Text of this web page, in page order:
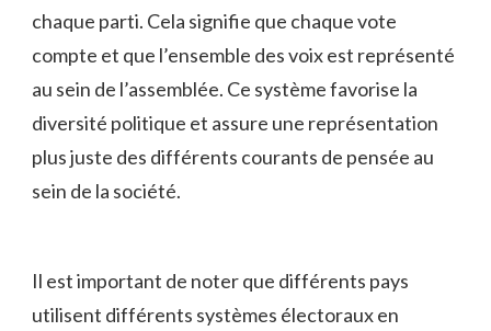
chaque parti. Cela ⁢signifie ‍que‌ chaque ‌vote
compte et que‌ l’ensemble ⁢des voix est‍ représenté
au sein⁤ de l’assemblée. ‍Ce⁤ système favorise la
diversité⁣ politique et assure une représentation
plus juste⁣ des ‍différents courants‍ de ‍pensée au
sein de la société.
Il⁤ est important⁣ de noter ⁤que différents pays
utilisent⁣ différents systèmes électoraux en⁣